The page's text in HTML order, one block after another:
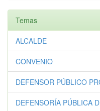
Temas
ALCALDE
CONVENIO
DEFENSOR PÚBLICO
DEFENSORÍA PÚBLICA